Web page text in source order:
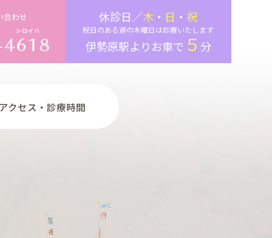
合わせ 休診日／木 ・ 日 ・祝
祝日のある週の木曜日は診療いたします
伊勢原駅よりお車で ５ 分
アクセス・診療時間